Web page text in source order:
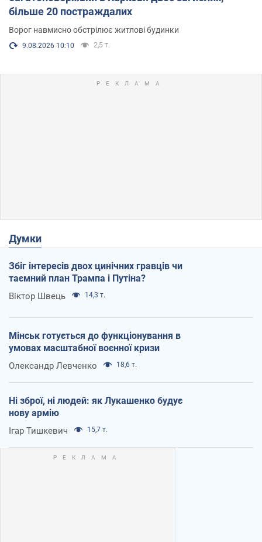
більше 20 постраждалих
Ворог навмисно обстрілює житлові будинки
9.08.2026 10:10 2,5 т.
Думки
Збіг інтересів двох цинічних гравців чи
таємний план Трампа і Путіна?
Віктор Швець 14,3 т.
Мінськ готується до функціонування в
умовах масштабної воєнної кризи
Олександр Левченко 18,6 т.
Ні зброї, ні людей: як Лукашенко будує
нову армію
Ігар Тишкевич 15,7 т.